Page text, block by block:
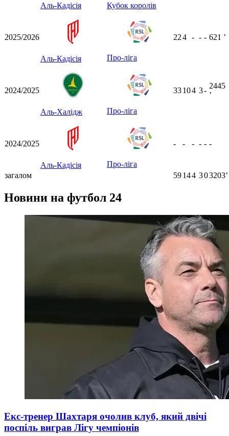
Аль-Кадісія Кубок королів
2025/2026
Аль-Кадісія Про-ліга
224 - - - 621 ʼ
2024/2025
Аль-Халідж Про-ліга
33104 3-
2445
ʼ
2024/2025
Аль-Кадісія Про-ліга
- - - - - -
загалом 59144 303203ʼ
Новини на футбол 24
Екс-тренер Шахтаря очолив клуб, який двічі
поспіль виграв Лігу чемпіонів